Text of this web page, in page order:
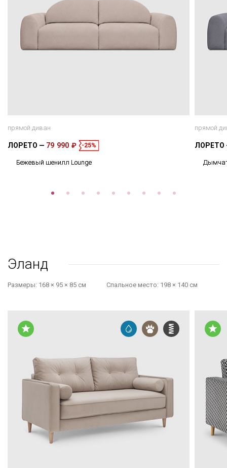
прямой диван
ЛОРЕТО 79 990 ₽ -25%
Бежевый шенилл Lounge
прямой
ЛОРЕТО
Эланд
Размеры: 168 × 95 × 85 см Cпальное место: 198 × 140 см